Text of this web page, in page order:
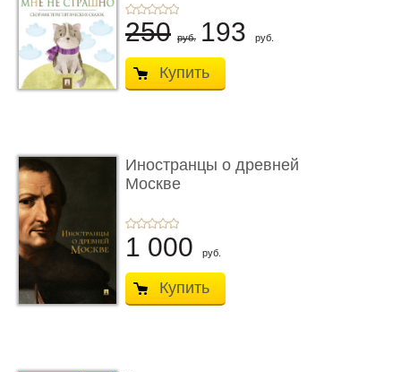
сказо� ...
250 руб. 193 руб.
Купить
Иностранцы о древней
Москве
1 000 руб.
Купить